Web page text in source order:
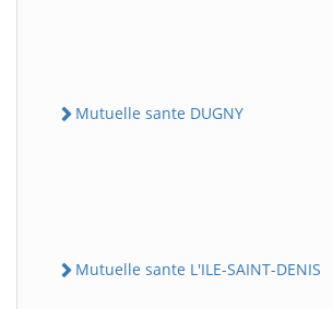
Mutuelle sante DUGNY
Mutuelle sante L'ILE-SAINT-DENIS